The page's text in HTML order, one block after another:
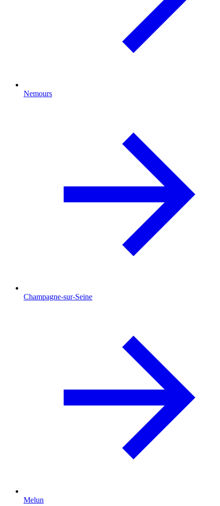
Nemours
Champagne-sur-Seine
Melun